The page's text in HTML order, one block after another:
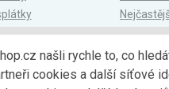
a vrácení
našli rychle to, co
cookies a další síťové